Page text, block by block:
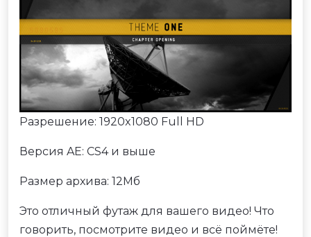
Разрешение: 1920x1080 Full HD
Версия AE: CS4 и выше
Размер архива: 12Мб
Это отличный футаж для вашего видео! Что
говорить, посмотрите видео и всё поймёте!